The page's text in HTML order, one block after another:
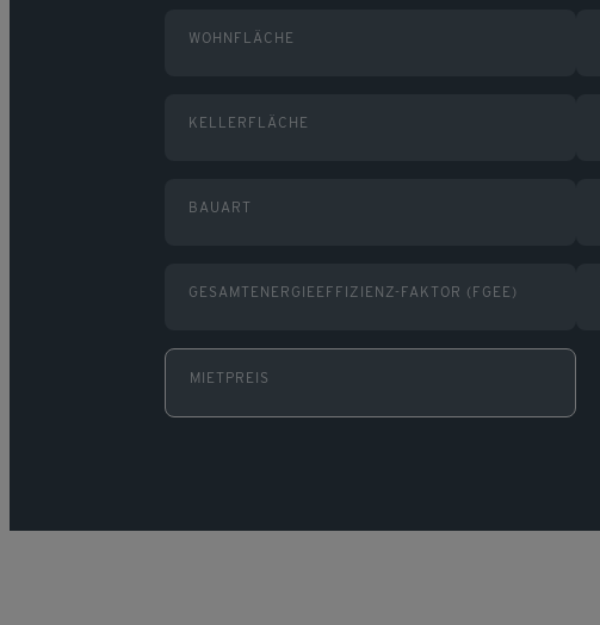
WOHNFLÄCHE
KELLERFLÄCHE
BAUART
GESAMTENERGIEEFFIZIENZ-FAKTOR (FGEE)
MIETPREIS